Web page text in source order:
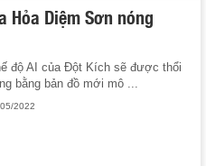
Diệm Sơn nóng
độ AI của Đột Kích sẽ được thổi
bằng bản đồ mới mô ...
2022